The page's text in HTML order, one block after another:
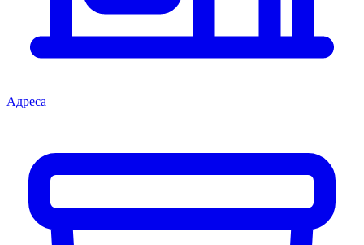
Адреса